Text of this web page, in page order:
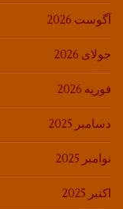
آگوست 2026
جولای 2026
فوریه 2026
دسامبر 2025
نوامبر 2025
اکتبر 2025